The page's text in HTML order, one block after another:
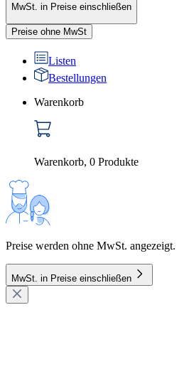
MwSt. in Preise einschließen
Preise ohne MwSt
Listen
Bestellungen
Warenkorb
Warenkorb, 0 Produkte
Preise werden ohne MwSt. angezeigt.
MwSt. in Preise einschließen